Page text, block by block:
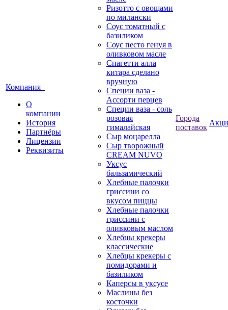
Компания
О
компании
История
Партнёры
Лицензии
Реквизиты
Ризотто с овощами
по милански
Соус томатный с
базиликом
Соус песто генуя в
оливковом масле
Спагетти алла
китара сделано
вручную
Специи ваза -
Ассорти перцев
Специи ваза - соль
розовая
гималайская
Сыр моцарелла
Сыр творожный
CREАM NUVO
Уксус
бальзамический
Хлебные палочки
гриссини со
вкусом пиццы
Хлебные палочки
гриссини с
оливковым маслом
Хлебцы крекеры
классические
Хлебцы крекеры с
помидорами и
базиликом
Каперсы в уксусе
Маслины без
косточки
Города
поставок